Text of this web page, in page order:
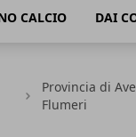
CALCIO DAI
Provincia di
Flumeri